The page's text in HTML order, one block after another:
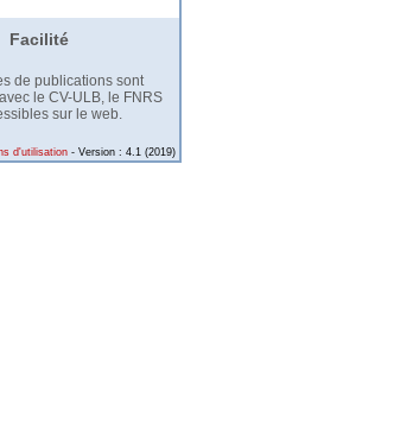
Facilité
de publications sont
le CV-ULB, le FNRS
sur le web.
d'utilisation - Version : 4.1 (2019)